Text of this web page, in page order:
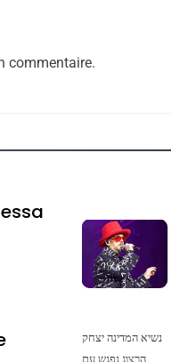
commentaire.
נשיא המדינה יצחק